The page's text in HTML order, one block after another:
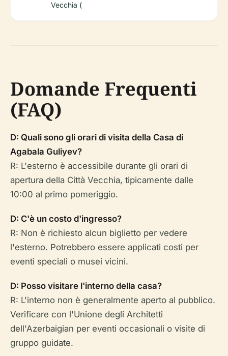
Vecchia (
Domande Frequenti
(FAQ)
D: Quali sono gli orari di visita della Casa di
Agabala Guliyev?
R: L'esterno è accessibile durante gli orari di
apertura della Città Vecchia, tipicamente dalle
10:00 al primo pomeriggio.
D: C'è un costo d'ingresso?
R: Non è richiesto alcun biglietto per vedere
l'esterno. Potrebbero essere applicati costi per
eventi speciali o musei vicini.
D: Posso visitare l'interno della casa?
R: L'interno non è generalmente aperto al pubblico.
Verificare con l'Unione degli Architetti
dell'Azerbaigian per eventi occasionali o visite di
gruppo guidate.